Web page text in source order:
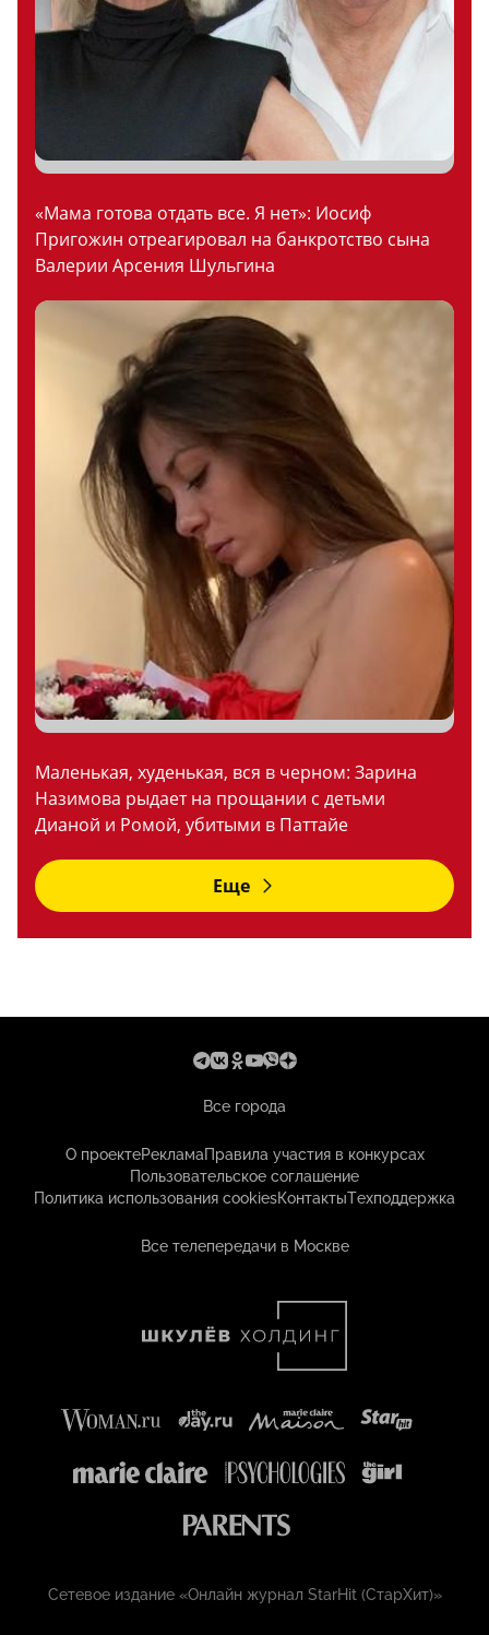
«Мама готова отдать все. Я нет»: Иосиф
Пригожин отреагировал на банкротство сына
Валерии Арсения Шульгина
Маленькая, худенькая, вся в черном: Зарина
Назимова рыдает на прощании с детьми
Дианой и Ромой, убитыми в Паттайе
Еще
Все города
О проектеРекламаПравила участия в конкурсах
Пользовательское соглашение
Политика использования cookiesКонтактыТехподдержка
Все телепередачи в Москве
Сетевое издание «Онлайн журнал StarHit (СтарХит)»